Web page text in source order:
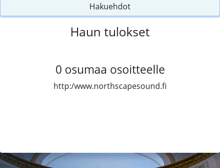
Hakuehdot
Haun tulokset
0 osumaa osoitteelle
http:/www.northscapesound.fi